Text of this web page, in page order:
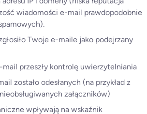
wiadomości e-mail prawdopodobnie
Twoje e-maile jako podejrzany
przeszły kontrolę uwierzytelniania
zostało odesłanych (na przykład z
załączników)
wpływają na wskaźnik